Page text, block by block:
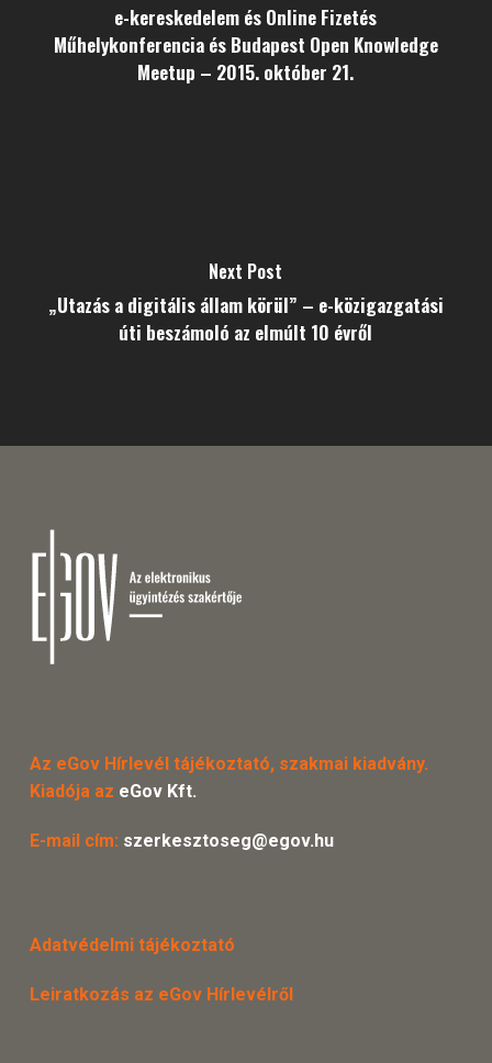
e-kereskedelem és Online Fizetés
Műhelykonferencia és Budapest Open Knowledge
Meetup – 2015. október 21.
Next Post
„Utazás a digitális állam körül” – e-közigazgatási
úti beszámoló az elmúlt 10 évről
Az eGov Hírlevél tájékoztató, szakmai kiadvány.
Kiadója az eGov Kft.
E-mail cím: szerkesztoseg@egov.hu
Adatvédelmi tájékoztató
Leiratkozás az eGov Hírlevélről